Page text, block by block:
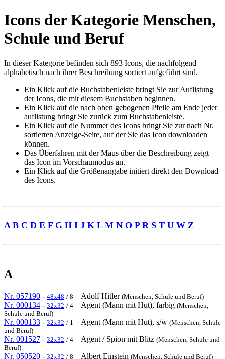
Icons der Kategorie Menschen,
Schule und Beruf
In dieser Kategorie befinden sich 893 Icons, die nachfolgend
alphabetisch nach ihrer Beschreibung sortiert aufgeführt sind.
Ein Klick auf die Buchstabenleiste bringt Sie zur Auflistung
der Icons, die mit diesem Buchstaben beginnen.
Ein Klick auf die nach oben gebogenen Pfeile am Ende jeder
auflistung bringt Sie zurück zum Buchstabenleiste.
Ein Klick auf die Nummer des Icons bringt Sie zur nach Nr.
sortierten Anzeige-Seite, auf der Sie das Icon downloaden
können.
Das Überfahren mit der Maus über die Beschreibung zeigt
das Icon im Vorschaumodus an.
Ein Klick auf die Größenangabe initiert direkt den Download
des Icons.
A B C D E F G H I J K L M N O P R S T U W Z
A
Nr. 057190 - 48x48 / 8 Adolf Hitler (Menschen, Schule und Beruf)
Nr. 000134 - 32x32 / 4 Agent (Mann mit Hut), farbig (Menschen,
Schule und Beruf)
Nr. 000133 - 32x32 / 1 Agent (Mann mit Hut), s/w (Menschen, Schule
und Beruf)
Nr. 001527 - 32x32 / 4 Agent / Spion mit Blitz (Menschen, Schule und
Beruf)
Nr. 050520 - 32x32 / 8 Albert Einstein (Menschen, Schule und Beruf)